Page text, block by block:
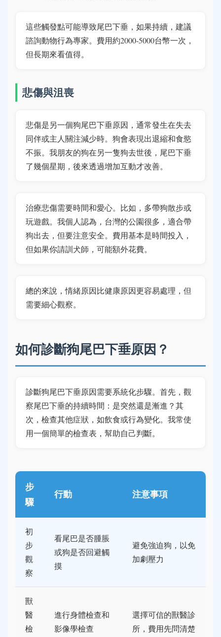
這些觸發點可能導致尾巴下垂，如果持續，建議
諮詢動物行為專家。費用約2000-5000台幣一次，
但長期來看值得。
悲傷與沮喪
悲傷是另一個狗尾巴下垂原因，通常發生在失去
同伴或主人關注減少時。狗會表現出退縮和食慾
不振。我朋友的狗在另一隻狗去世後，尾巴下垂
了幾個星期，後來透過增加互動才改善。
治療悲傷需要時間和愛心。比如，多帶狗散步或
玩遊戲。我個人認為，台灣的公園很多，適合帶
狗出去，但要注意安全。費用基本是時間投入，
但如果你請訓犬師，可能額外花費。
總的來說，情緒原因比健康原因更容易處理，但
需要細心觀察。
如何診斷狗尾巴下垂原因？
診斷狗尾巴下垂原因需要系統化步驟。首先，觀
察尾巴下垂的持續時間：是突然還是漸進？其
次，檢查其他症狀，如飲食或行為變化。我常使
用一個簡單的檢查表，幫助自己判斷。
步
驟
行動 注意事項
初
步
觀
察
看尾巴是否腫脹
或狗是否回避觸
摸
避免強迫狗，以免
加劇壓力
獸
醫
檢
進行身體檢查和
影像學檢查
選擇可信的獸醫診
所，費用先問清楚